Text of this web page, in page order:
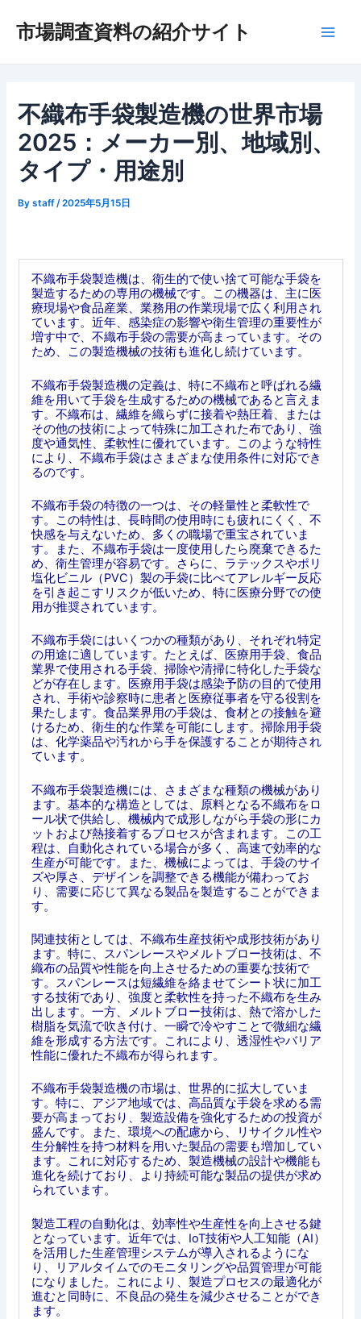
市場調査資料の紹介サイト
不織布手袋製造機の世界市場
2025：メーカー別、地域別、
タイプ・用途別
Bystaff /2025年5月15日
不織布手袋製造機は、衛生的で使い捨て可能な手袋を
製造するための専用の機械です。この機器は、主に医
療現場や食品産業、業務用の作業現場で広く利用され
ています。近年、感染症の影響や衛生管理の重要性が
増す中で、不織布手袋の需要が高まっています。その
ため、この製造機械の技術も進化し続けています。
不織布手袋製造機の定義は、特に不織布と呼ばれる繊
維を用いて手袋を生成するための機械であると言えま
す。不織布は、繊維を織らずに接着や熱圧着、または
その他の技術によって特殊に加工された布であり、強
度や通気性、柔軟性に優れています。このような特性
により、不織布手袋はさまざまな使用条件に対応でき
るのです。
不織布手袋の特徴の一つは、その軽量性と柔軟性で
す。この特性は、長時間の使用時にも疲れにくく、不
快感を与えないため、多くの職場で重宝されていま
す。また、不織布手袋は一度使用したら廃棄できるた
め、衛生管理が容易です。さらに、ラテックスやポリ
塩化ビニル（PVC）製の手袋に比べてアレルギー反応
を引き起こすリスクが低いため、特に医療分野での使
用が推奨されています。
不織布手袋にはいくつかの種類があり、それぞれ特定
の用途に適しています。たとえば、医療用手袋、食品
業界で使用される手袋、掃除や清掃に特化した手袋な
どが存在します。医療用手袋は感染予防の目的で使用
され、手術や診察時に患者と医療従事者を守る役割を
果たします。食品業界用の手袋は、食材との接触を避
けるため、衛生的な作業を可能にします。掃除用手袋
は、化学薬品や汚れから手を保護することが期待され
ています。
不織布手袋製造機には、さまざまな種類の機械があり
ます。基本的な構造としては、原料となる不織布をロ
ール状で供給し、機械内で成形しながら手袋の形にカ
ットおよび熱接着するプロセスが含まれます。この工
程は、自動化されている場合が多く、高速で効率的な
生産が可能です。また、機械によっては、手袋のサイ
ズや厚さ、デザインを調整できる機能が備わってお
り、需要に応じて異なる製品を製造することができま
す。
関連技術としては、不織布生産技術や成形技術があり
ます。特に、スパンレースやメルトブロー技術は、不
織布の品質や性能を向上させるための重要な技術で
す。スパンレースは短繊維を絡ませてシート状に加工
する技術であり、強度と柔軟性を持った不織布を生み
出します。一方、メルトブロー技術は、熱で溶かした
樹脂を気流で吹き付け、一瞬で冷やすことで微細な繊
維を形成する方法です。これにより、透湿性やバリア
性能に優れた不織布が得られます。
不織布手袋製造機の市場は、世界的に拡大していま
す。特に、アジア地域では、高品質な手袋を求める需
要が高まっており、製造設備を強化するための投資が
盛んです。また、環境への配慮から、リサイクル性や
生分解性を持つ材料を用いた製品の需要も増加してい
ます。これに対応するため、製造機械の設計や機能も
進化を続けており、より持続可能な製品の提供が求め
られています。
製造工程の自動化は、効率性や生産性を向上させる鍵
となっています。近年では、IoT技術や人工知能（AI）
を活用した生産管理システムが導入されるようにな
り、リアルタイムでのモニタリングや品質管理が可能
になりました。これにより、製造プロセスの最適化が
進むと同時に、不良品の発生を減少させることができ
ます。